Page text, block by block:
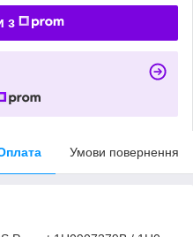
з
Умови повернення